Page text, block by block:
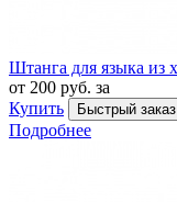
Штанга для языка из
от 200 руб. за
Купить
Быстрый заказ
Подробнее